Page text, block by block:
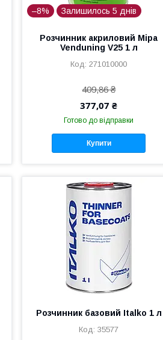
–8% Залишилось 5 днів
Розчинник акриловий Mipa
Venduning V25 1 л
271010000
409,86 ₴
377,07 ₴
Готово до відправки
Купити
Розчинник базовий Italko 1 л
35577